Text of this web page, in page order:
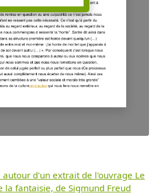
autour d'un extrait de l'ouvrage Le
la fantaisie, de Sigmund Freud